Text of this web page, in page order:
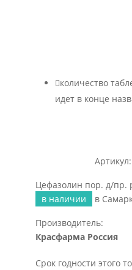
количество
идет в конце
Цефазолин пор. д/пр.
в наличии
в
Производитель:
Красфарма Россия
Срок годности этого